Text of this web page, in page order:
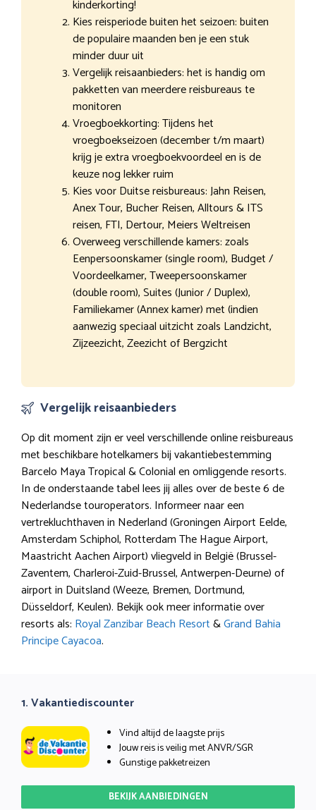
kinderkorting!
Kies reisperiode buiten het seizoen: buiten
de populaire maanden ben je een stuk
minder duur uit
Vergelijk reisaanbieders: het is handig om
pakketten van meerdere reisbureaus te
monitoren
Vroegboekkorting: Tijdens het
vroegboekseizoen (december t/m maart)
krijg je extra vroegboekvoordeel en is de
keuze nog lekker ruim
Kies voor Duitse reisbureaus: Jahn Reisen,
Anex Tour, Bucher Reisen, Alltours & ITS
reisen, FTI, Dertour, Meiers Weltreisen
Overweeg verschillende kamers: zoals
Eenpersoonskamer (single room), Budget /
Voordeelkamer, Tweepersoonskamer
(double room), Suites (Junior / Duplex),
Familiekamer (Annex kamer) met (indien
aanwezig speciaal uitzicht zoals Landzicht,
Zijzeezicht, Zeezicht of Bergzicht
Vergelijk reisaanbieders
Op dit moment zijn er veel verschillende online reisbureaus
met beschikbare hotelkamers bij vakantiebestemming
Barcelo Maya Tropical & Colonial en omliggende resorts.
In de onderstaande tabel lees jij alles over de beste 6 de
Nederlandse touroperators. Informeer naar een
vertrekluchthaven in Nederland (Groningen Airport Eelde,
Amsterdam Schiphol, Rotterdam The Hague Airport,
Maastricht Aachen Airport) vliegveld in België (Brussel-
Zaventem, Charleroi-Zuid-Brussel, Antwerpen-Deurne) of
airport in Duitsland (Weeze, Bremen, Dortmund,
Düsseldorf, Keulen). Bekijk ook meer informatie over
resorts als: Royal Zanzibar Beach Resort&Grand Bahia
Principe Cayacoa.
1. Vakantiediscounter
Vind altijd de laagste prijs
Jouw reis is veilig met ANVR/SGR
Gunstige pakketreizen
BEKIJK AANBIEDINGEN